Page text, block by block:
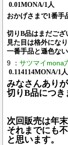
0.01MONA/1人
おかげさまで1番手
切りB品はまだござ
見た目は格外にな
一番手品と遜色な
9 ： サツマイmona
0.114114MONA/1人
みなさんあり
切りB品につき
次回販売は年
それまでにも
と思います。